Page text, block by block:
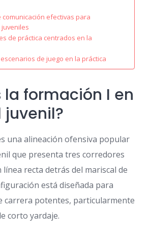
comunicación efectivas para
de práctica centrados en la
de juego en la práctica
la formación I en
una alineación ofensiva popular
que presenta tres corredores
línea recta detrás del mariscal de
está diseñada para
carrera potentes, particularmente
corto yardaje.